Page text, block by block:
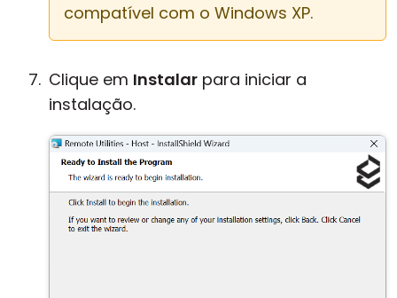
compatível com o Windows XP.
Clique em Instalar para iniciar a
instalação.